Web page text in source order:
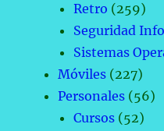
Retro (259)
Seguridad
Sistemas
Móviles (227)
Personales (56)
Cursos (52)